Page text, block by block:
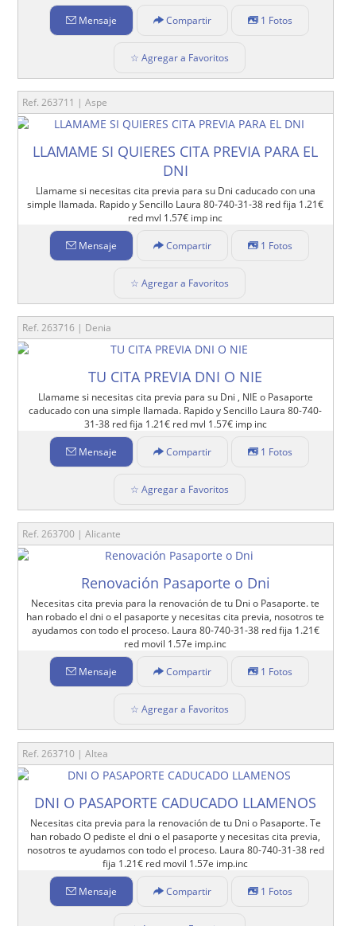
Mensaje Compartir 1 Fotos
☆ Agregar a Favoritos
Ref. 263711 | Aspe
LLAMAME SI QUIERES CITA PREVIA PARA EL
DNI
Llamame si necesitas cita previa para su Dni caducado con una
simple llamada. Rapido y Sencillo Laura 80-740-31-38 red fija 1.21€
red mvl 1.57€ imp inc
Mensaje Compartir 1 Fotos
☆ Agregar a Favoritos
Ref. 263716 | Denia
TU CITA PREVIA DNI O NIE
Llamame si necesitas cita previa para su Dni , NIE o Pasaporte
caducado con una simple llamada. Rapido y Sencillo Laura 80-740-
31-38 red fija 1.21€ red mvl 1.57€ imp inc
Mensaje Compartir 1 Fotos
☆ Agregar a Favoritos
Ref. 263700 | Alicante
Renovación Pasaporte o Dni
Necesitas cita previa para la renovación de tu Dni o Pasaporte. te
han robado el dni o el pasaporte y necesitas cita previa, nosotros te
ayudamos con todo el proceso. Laura 80-740-31-38 red fija 1.21€
red movil 1.57e imp.inc
Mensaje Compartir 1 Fotos
☆ Agregar a Favoritos
Ref. 263710 | Altea
DNI O PASAPORTE CADUCADO LLAMENOS
Necesitas cita previa para la renovación de tu Dni o Pasaporte. Te
han robado O pediste el dni o el pasaporte y necesitas cita previa,
nosotros te ayudamos con todo el proceso. Laura 80-740-31-38 red
fija 1.21€ red movil 1.57e imp.inc
Mensaje Compartir 1 Fotos